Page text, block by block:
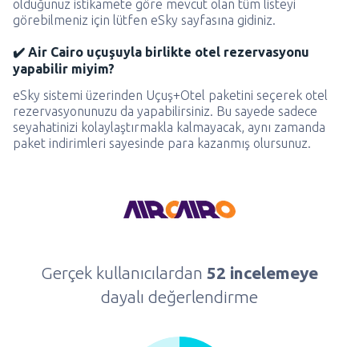
olduğunuz istikamete göre mevcut olan tüm listeyi
görebilmeniz için lütfen eSky sayfasına gidiniz.
✔️ Air Cairo uçuşuyla birlikte otel rezervasyonu
yapabilir miyim?
eSky sistemi üzerinden Uçuş+Otel paketini seçerek otel
rezervasyonunuzu da yapabilirsiniz. Bu sayede sadece
seyahatinizi kolaylaştırmakla kalmayacak, aynı zamanda
paket indirimleri sayesinde para kazanmış olursunuz.
Gerçek kullanıcılardan 52 incelemeye
dayalı değerlendirme